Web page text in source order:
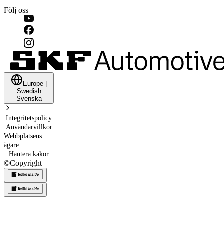
Följ oss
Europe
Swedish
Svenska
Integritetspolicy
Användarvillkor
Webbplatsens
ägare
Hantera kakor
©Copyright